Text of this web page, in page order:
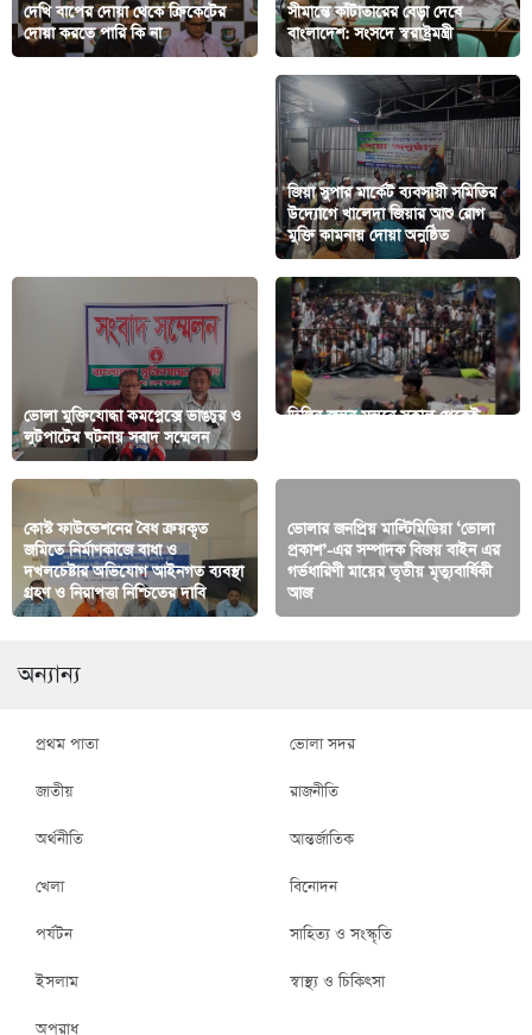
দেখি বাপের দোয়া থেকে ক্রিকেটের
দোয়া করতে পারি কি না
সীমান্তে কাঁটাতারের বেড়া দেবে
বাংলাদেশ: সংসদে স্বরাষ্ট্রমন্ত্রী
জিয়া সুপার মার্কেট ব্যবসায়ী সমিতির
উদ্যোগে খালেদা জিয়ার আশু রোগ
মুক্তি কামনায় দোয়া অনুষ্ঠিত
ভোলা মুক্তিযোদ্ধা কমপ্লেক্সে ভাঙচুর ও
লুটপাটের ঘটনায় সবাদ সম্মেলন
দিল্লির জন্তর মন্তরে সকাল থেকেই
কোস্ট ফাউন্ডেশনের বৈধ ক্রয়কৃত
জমিতে নির্মাণকাজে বাধা ও
দখলচেষ্টার অভিযোগ আইনগত ব্যবস্থা
গ্রহণ ও নিরাপত্তা নিশ্চিতের দাবি
ভোলার জনপ্রিয় মাল্টিমিডিয়া ‘ভোলা
প্রকাশ’-এর সম্পাদক বিজয় বাইন এর
গর্ভধারিণী মায়ের তৃতীয় মৃত্যুবার্ষিকী
আজ
অন্যান্য
প্রথম পাতা ভোলা সদর
জাতীয় রাজনীতি
অর্থনীতি আন্তর্জাতিক
খেলা বিনোদন
পর্যটন সাহিত্য ও সংস্কৃতি
ইসলাম স্বাস্থ্য ও চিকিৎসা
অপরাধ